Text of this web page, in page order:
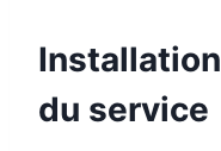
du service